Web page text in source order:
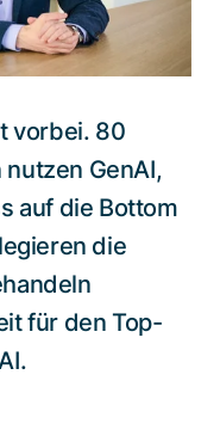
vorbei. 80
GenAI,
auf die Bottom
die
für den Top-